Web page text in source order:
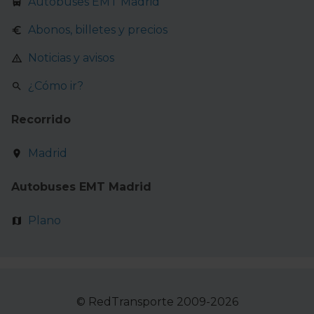
Abonos, billetes y precios
Noticias y avisos
¿Cómo ir?
Recorrido
Madrid
Autobuses EMT Madrid
Plano
© RedTransporte 2009-2026